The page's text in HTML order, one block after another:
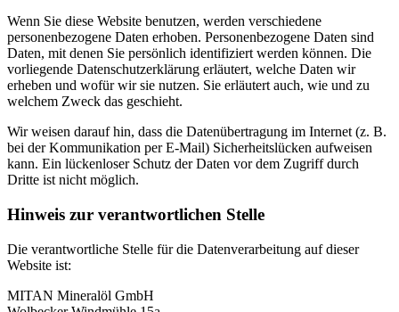
Wenn Sie diese Website benutzen, werden verschiedene
personenbezogene Daten erhoben. Personenbezogene Daten sind
Daten, mit denen Sie persönlich identifiziert werden können. Die
vorliegende Datenschutzerklärung erläutert, welche Daten wir
erheben und wofür wir sie nutzen. Sie erläutert auch, wie und zu
welchem Zweck das geschieht.
Wir weisen darauf hin, dass die Datenübertragung im Internet (z. B.
bei der Kommunikation per E-Mail) Sicherheitslücken aufweisen
kann. Ein lückenloser Schutz der Daten vor dem Zugriff durch
Dritte ist nicht möglich.
Hinweis zur verantwortlichen Stelle
Die verantwortliche Stelle für die Datenverarbeitung auf dieser
Website ist:
MITAN Mineralöl GmbH